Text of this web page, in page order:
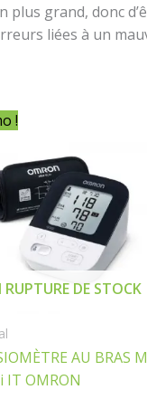
grand, donc
liées à un
!
RUPTURE DE STOCK
AU BRAS
IT OMRON
était :
14 900,00 د.ج.